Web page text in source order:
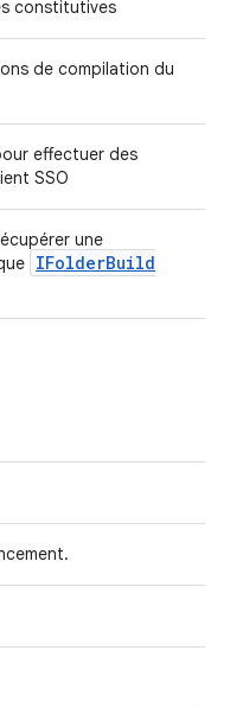
constitutives
de compilation du
effectuer des
SSO
une
IFolderBuild